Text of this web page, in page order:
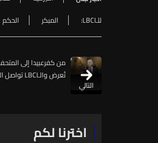
للـLBCI:
المبكر الحكم
التالي
من كفرعبيدا إلى
تُعرض والـLBCI تواصل المتابعة
اخترنا لكم